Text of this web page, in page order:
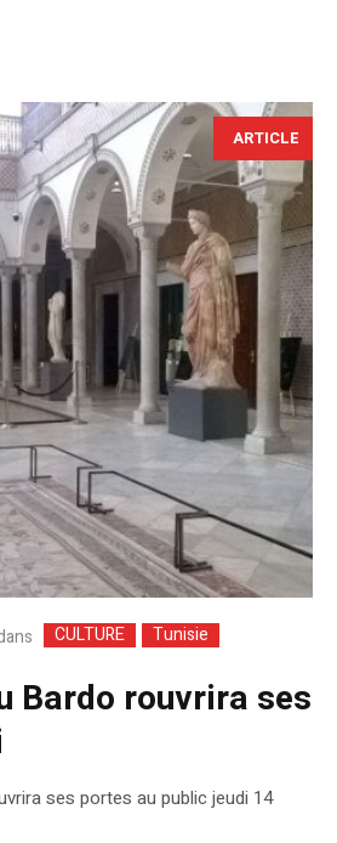
ARTICLE
CULTURE Tunisie
Bardo rouvrira ses
ses portes au public jeudi 14